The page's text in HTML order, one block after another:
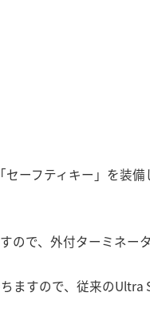
ーフティキー」を装
ので、外付ターミネー
ますので、従来のUltra